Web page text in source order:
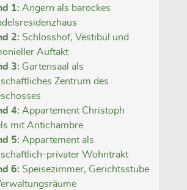
1: Angern als barockes
2: Schlosshof, Vestibül und
Auftakt
3: Gartensaal als
Zentrum des
4: Appartement Christoph
mit Antichambre
5: Appartement als
privater Wohntrakt
6: Speisezimmer, Gerichtsstube